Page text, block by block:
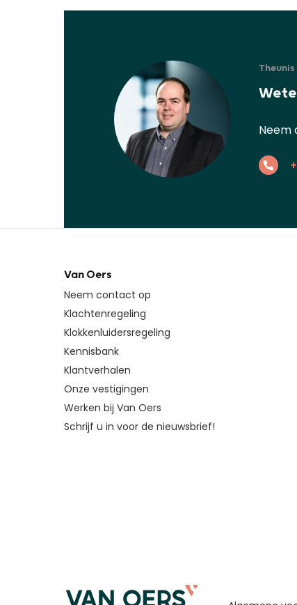
Neem
Van Oers
Neem contact op
Klachtenregeling
Klokkenluidersregeling
Kennisbank
Klantverhalen
Onze vestigingen
Werken bij Van Oers
Schrijf u in voor de nieuwsbrief!